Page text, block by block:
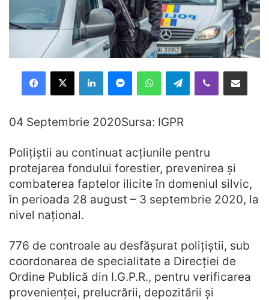
Facebook
X LinkedInMessengerWhatsAppTelegramViber Distribuie prin mail
04 Septembrie 2020Sursa: IGPR
Polițiștii au continuat acțiunile pentru
protejarea fondului forestier, prevenirea și
combaterea faptelor ilicite în domeniul silvic,
în perioada 28 august – 3 septembrie 2020, la
nivel național.
776 de controale au desfășurat polițiștii, sub
coordonarea de specialitate a Direcției de
Ordine Publică din I.G.P.R., pentru verificarea
provenienței, prelucrării, depozitării şi